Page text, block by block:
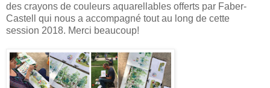
des crayons de couleurs aquarellables offerts par Faber-
Castell qui nous a accompagné tout au long de cette
session 2018. Merci beaucoup!